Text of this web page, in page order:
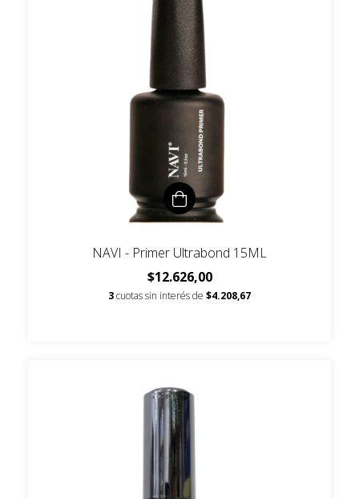
NAVI - Primer Ultrabond 15ML
$12.626,00
3cuotas sin interés de $4.208,67